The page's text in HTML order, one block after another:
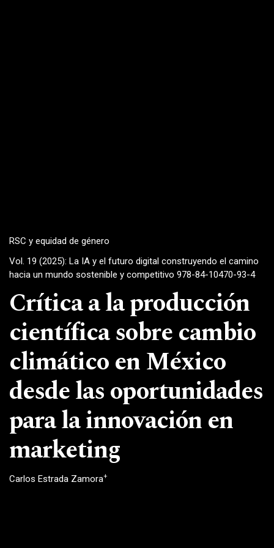
RSC y equidad de género
Vol. 19 (2025): La IA y el futuro digital construyendo el camino
hacia un mundo sostenible y competitivo 978-84-10470-93-4
Crítica a la producción
científica sobre cambio
climático en México
desde las oportunidades
para la innovación en
marketing
Carlos Estrada Zamora+